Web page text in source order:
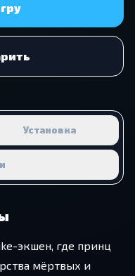
Установка
экшен, где принц
мёртвых и